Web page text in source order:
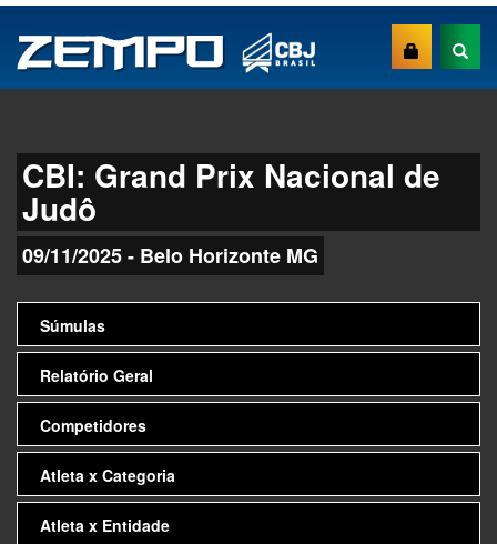
CBI: Grand Prix Nacional de
Judô
09/11/2025 - Belo Horizonte MG
Súmulas
Relatório Geral
Competidores
Atleta x Categoria
Atleta x Entidade